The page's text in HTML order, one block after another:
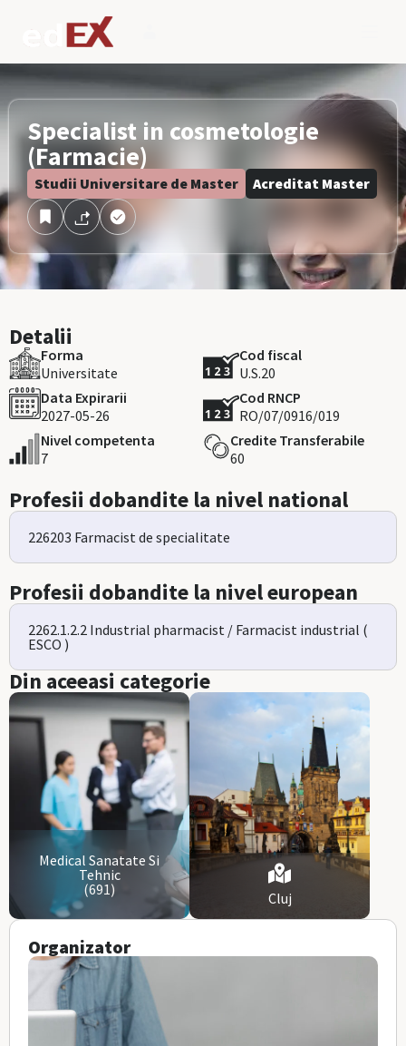
Specialist in cosmetologie
(Farmacie)
Studii Universitare de Master Acreditat Master
Organizator
Detalii
Forma
Universitate
Cod fiscal
U.S.20
Data Expirarii
2027-05-26
Cod RNCP
RO/07/0916/019
Nivel competenta
7
Credite Transferabile
60
Profesii dobandite la nivel national
226203 Farmacist de specialitate
Profesii dobandite la nivel european
2262.1.2.2 Industrial pharmacist / Farmacist industrial (
ESCO )
Din aceeasi categorie
Medical Sanatate Si
Tehnic
(691)
Cluj